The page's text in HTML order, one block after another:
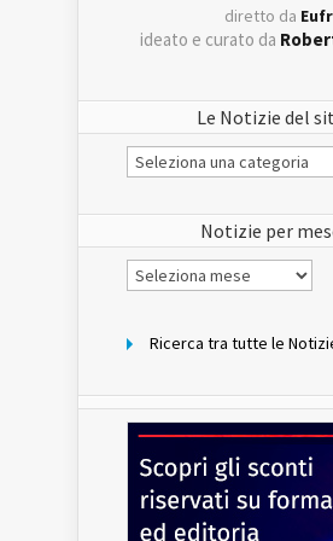
diretto da
ideato e curato da
Le Notizie del
Le
Notizie
Notizie per
Notizie
per
Ricerca tra tutte le